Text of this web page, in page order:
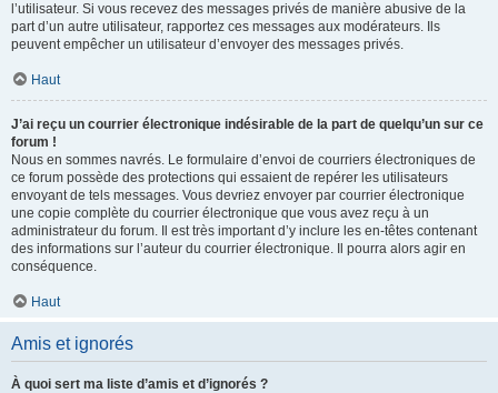
l’utilisateur. Si vous recevez des messages privés de manière abusive de la
part d’un autre utilisateur, rapportez ces messages aux modérateurs. Ils
peuvent empêcher un utilisateur d’envoyer des messages privés.
Haut
J’ai reçu un courrier électronique indésirable de la part de quelqu’un sur ce
forum !
Nous en sommes navrés. Le formulaire d’envoi de courriers électroniques de
ce forum possède des protections qui essaient de repérer les utilisateurs
envoyant de tels messages. Vous devriez envoyer par courrier électronique
une copie complète du courrier électronique que vous avez reçu à un
administrateur du forum. Il est très important d’y inclure les en-têtes contenant
des informations sur l’auteur du courrier électronique. Il pourra alors agir en
conséquence.
Haut
Amis et ignorés
À quoi sert ma liste d’amis et d’ignorés ?